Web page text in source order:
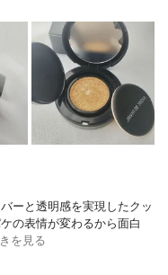
ーと透明感を実現したクッ
の表情が変わるから面白
を見る